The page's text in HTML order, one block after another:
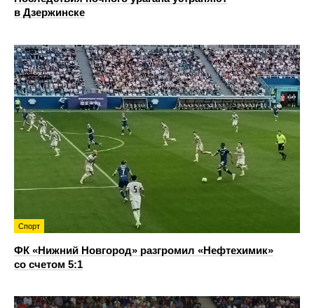
в Дзержинске
Спорт
ФК «Нижний Новгород» разгромил «Нефтехимик»
со счетом 5:1